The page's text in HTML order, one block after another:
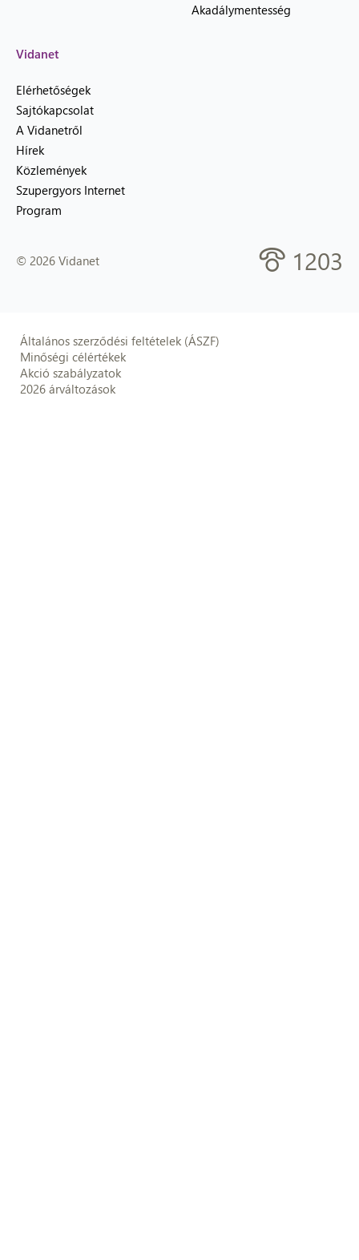
Akadálymentesség
Vidanet
Elérhetőségek
Sajtókapcsolat
A Vidanetről
Hírek
Közlemények
Szupergyors Internet
Program
© 2026 Vidanet 1203
Általános szerződési feltételek (ÁSZF)
Minőségi célértékek
Akció szabályzatok
2026 árváltozások